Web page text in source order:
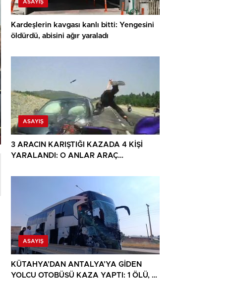
ASAYIŞ
Kardeşlerin kavgası kanlı bitti: Yengesini
öldürdü, abisini ağır yaraladı
ASAYIŞ
3 ARACIN KARIŞTIĞI KAZADA 4 KİŞİ
YARALANDI: O ANLAR ARAÇ
ASAYIŞ
KÜTAHYA’DAN ANTALYA’YA GİDEN
YOLCU OTOBÜSÜ KAZA YAPTI: 1 ÖLÜ, 15